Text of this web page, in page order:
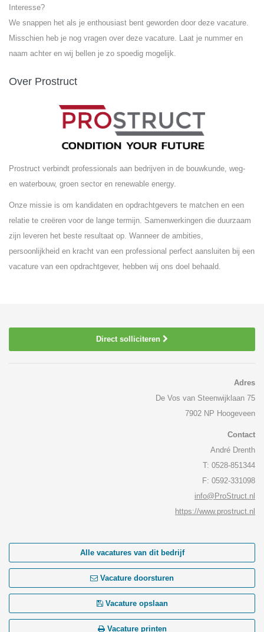
Interesse?
We snappen het als je enthousiast bent geworden door deze vacature.
Misschien heb je nog vragen over deze vacature. Laat je nummer en
naam achter en wij bellen je zo spoedig mogelijk.
Over Prostruct
Prostruct verbindt professionals aan bedrijven in de bouwkunde, weg-
en waterbouw, groen sector en renewable energy.
Onze missie is om kandidaten en opdrachtgevers te matchen en een
relatie te creëren voor de lange termijn. Samenwerkingen die duurzaam
zijn leveren het beste resultaat op. Wanneer de ambities,
persoonlijkheid en kracht van een professional perfect aansluiten bij een
vacature van een opdrachtgever, hebben wij ons doel behaald.
Direct solliciteren
Adres
De Vos van Steenwijklaan 75
7902 NP Hoogeveen
Contact
André Drenth
T: 0528-851344
F: 0592-331098
info@ProStruct.nl
https://www.prostruct.nl
Alle vacatures van dit bedrijf
Vacature doorsturen
Vacature opslaan
Vacature printen